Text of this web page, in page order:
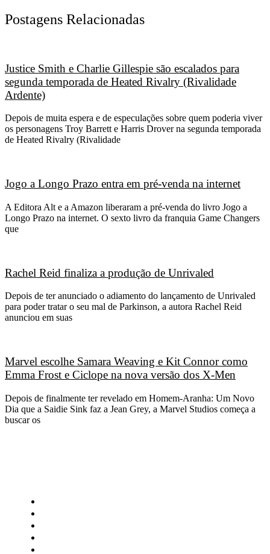
Postagens Relacionadas
Justice Smith e Charlie Gillespie são escalados para
segunda temporada de Heated Rivalry (Rivalidade
Ardente)
Depois de muita espera e de especulações sobre quem poderia viver
os personagens Troy Barrett e Harris Drover na segunda temporada
de Heated Rivalry (Rivalidade
Jogo a Longo Prazo entra em pré-venda na internet
A Editora Alt e a Amazon liberaram a pré-venda do livro Jogo a
Longo Prazo na internet. O sexto livro da franquia Game Changers
que
Rachel Reid finaliza a produção de Unrivaled
Depois de ter anunciado o adiamento do lançamento de Unrivaled
para poder tratar o seu mal de Parkinson, a autora Rachel Reid
anunciou em suas
Marvel escolhe Samara Weaving e Kit Connor como
Emma Frost e Ciclope na nova versão dos X-Men
Depois de finalmente ter revelado em Homem-Aranha: Um Novo
Dia que a Saidie Sink faz a Jean Grey, a Marvel Studios começa a
buscar os